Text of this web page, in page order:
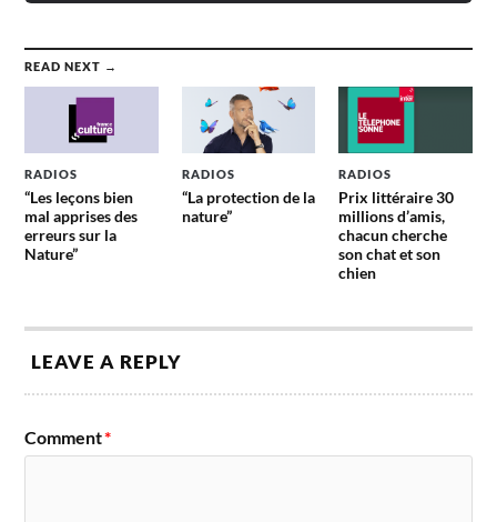
READ NEXT →
RADIOS
“Les leçons bien
mal apprises des
erreurs sur la
Nature”
RADIOS
“La protection de la
nature”
RADIOS
Prix littéraire 30
millions d’amis,
chacun cherche
son chat et son
chien
LEAVE A REPLY
Comment*